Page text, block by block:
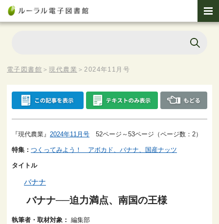
電子図書館 ＞現代農業 ＞2024年11月号
『現代農業』 2024年11月号 52ページ～53ページ（ページ数：2）
特集： つくってみよう！ アボカド、バナナ、国産ナッツ
タイトル
バナナ
バナナ──迫力満点、南国の王様
執筆者・取材対象： 編集部